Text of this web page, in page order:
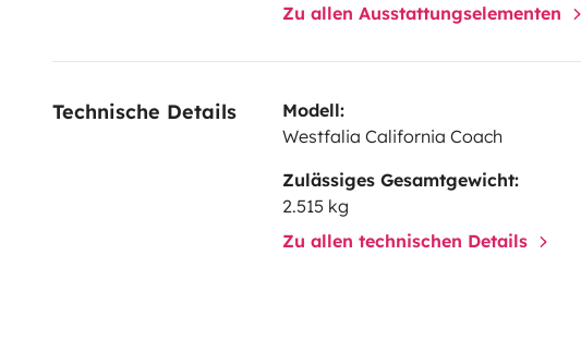
Zu allen Ausstattungselementen
Technische Details
Modell:
Westfalia California Coach
Zulässiges Gesamtgewicht:
2.515 kg
Zu allen technischen Details